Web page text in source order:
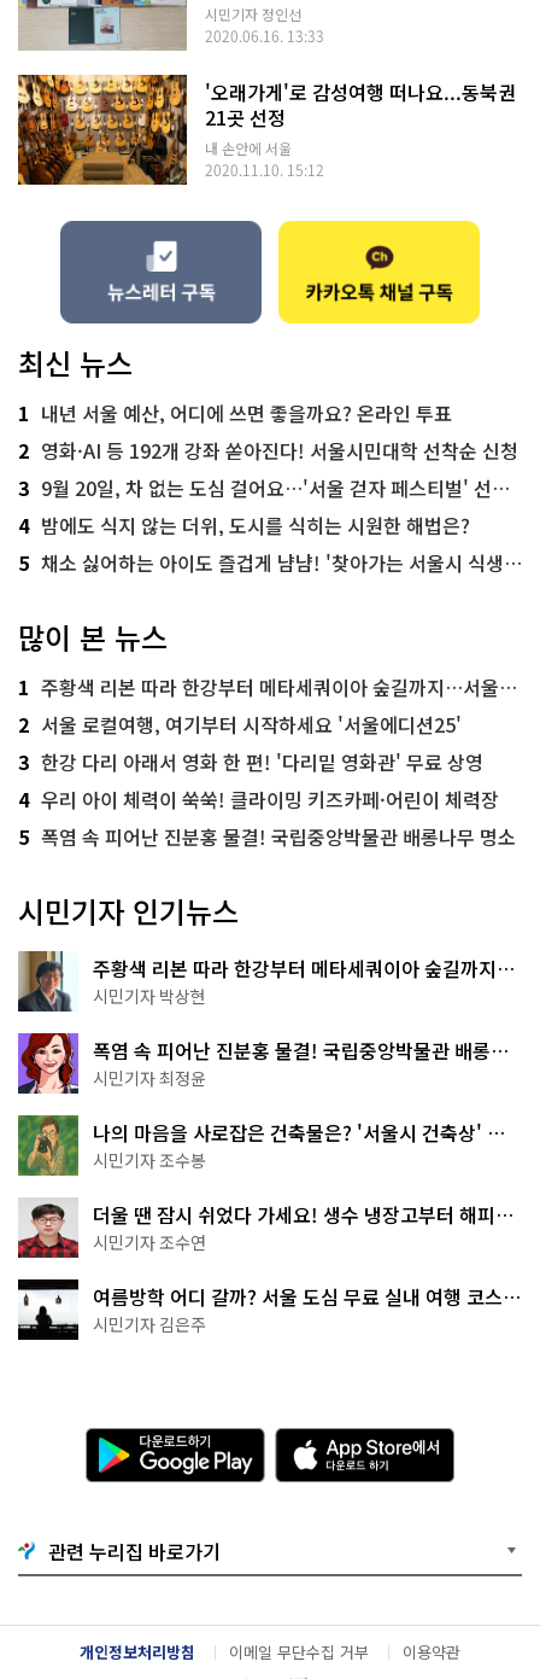
시민기자 정인선
2020.06.16. 13:33
'오래가게'로 감성여행 떠나요...동북권
21곳 선정
내 손안에 서울
2020.11.10. 15:12
최신 뉴스
1 내년 서울 예산, 어디에 쓰면 좋을까요? 온라인 투표
2 영화·AI 등 192개 강좌 쏟아진다! 서울시민대학 선착순 신청
3 9월 20일, 차 없는 도심 걸어요…'서울 걷자 페스티벌' 선착순 5천명
4 밤에도 식지 않는 더위, 도시를 식히는 시원한 해법은?
5 채소 싫어하는 아이도 즐겁게 냠냠! '찾아가는 서울시 식생활 교육' 현장
많이 본 뉴스
1 주황색 리본 따라 한강부터 메타세쿼이아 숲길까지…서울둘레길 15코스
2 서울 로컬여행, 여기부터 시작하세요 '서울에디션25'
3 한강 다리 아래서 영화 한 편! '다리밑 영화관' 무료 상영
4 우리 아이 체력이 쑥쑥! 클라이밍 키즈카페·어린이 체력장
5 폭염 속 피어난 진분홍 물결! 국립중앙박물관 배롱나무 명소
시민기자 인기뉴스
주황색 리본 따라 한강부터 메타세쿼이아 숲길까지…
서울둘레길 15코스
시민기자 박상현
폭염 속 피어난 진분홍 물결! 국립중앙박물관 배롱나
무 명소
시민기자 최정윤
나의 마음을 사로잡은 건축물은? '서울시 건축상' 수
상작 공개!
시민기자 조수봉
더울 땐 잠시 쉬었다 가세요! 생수 냉장고부터 해피소
·무더위쉼터까지
시민기자 조수연
여름방학 어디 갈까? 서울 도심 무료 실내 여행 코스
추천
시민기자 김은주
다
운
로
기
G
o
g
l
e
A
p
p
e
서
다
운
관련 누리집 바로가기
개인정보처리방침 이메일 무단수집 거부
이용약관